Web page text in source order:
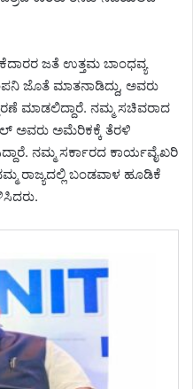
ಜತೆ ಉತ್ತಮ ಬಾಂಧವ್ಯ
ಜೊತೆ ಮಾತನಾಡಿದ್ದು, ಅವರು
ಮಾಡಲಿದ್ದಾರೆ. ನಮ್ಮ ಸಚಿವರಾದ
ಅವರು ಅಮೆರಿಕಕ್ಕೆ ತೆರಳಿ
ನಮ್ಮ ಸರ್ಕಾರದ ಕಾರ್ಯವೈಖರಿ
ರಾಜ್ಯದಲ್ಲಿ ಬಂಡವಾಳ ಹೂಡಿಕೆ